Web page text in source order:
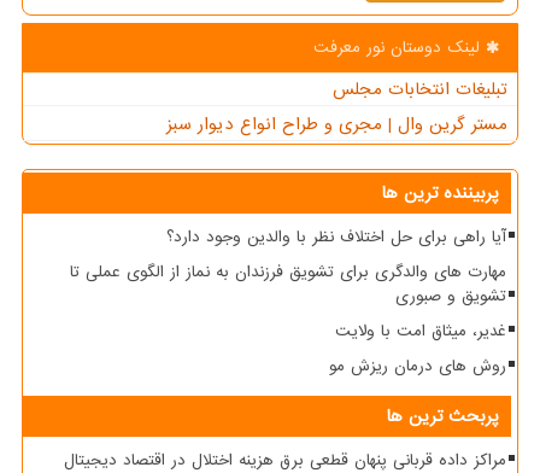
لینک دوستان نور معرفت
تبلیغات انتخابات مجلس
مستر گرین وال | مجری و طراح انواع دیوار سبز
پربیننده ترین ها
آیا راهی برای حل اختلاف نظر با والدین وجود دارد؟
مهارت های والدگری برای تشویق فرزندان به نماز از الگوی عملی تا
تشویق و صبوری
غدیر، میثاق امت با ولایت
روش های درمان ریزش مو
پربحث ترین ها
مراکز داده قربانی پنهان قطعی برق هزینه اختلال در اقتصاد دیجیتال